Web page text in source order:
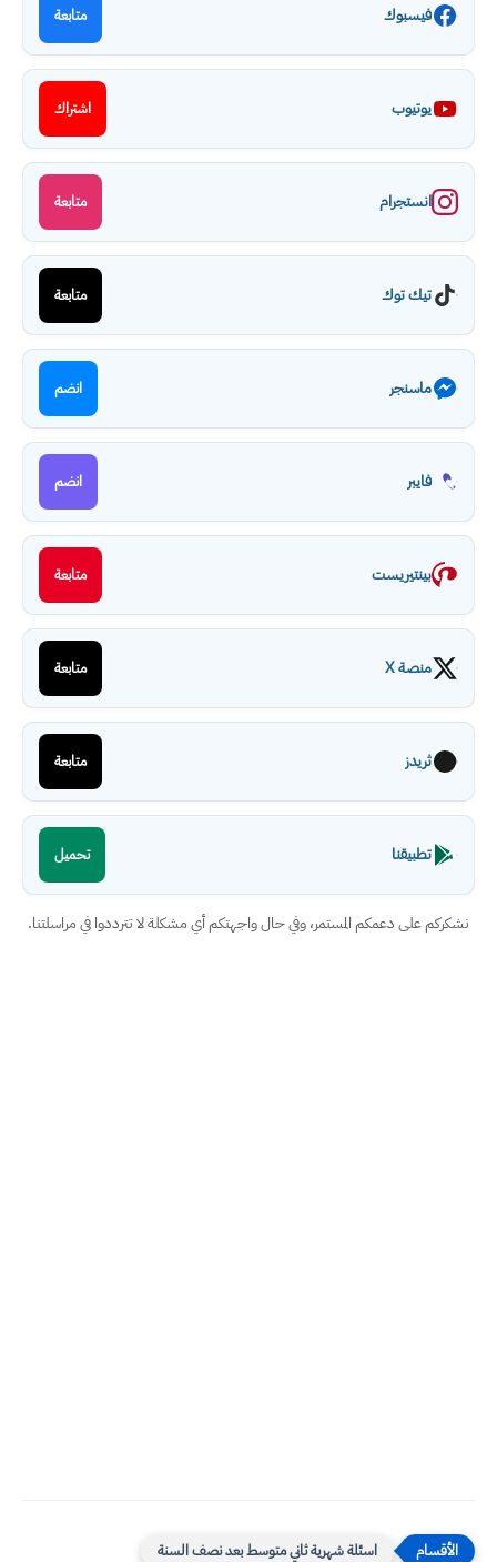
فيسبوك متابعة
يوتيوب اشتراك
انستجرام متابعة
تيك توك متابعة
ماسنجر انضم
فايبر انضم
بينتيريست متابعة
منصة X متابعة
ثريدز متابعة
تطبيقنا تحميل
نشكركم على دعمكم المستمر، وفي حال واجهتكم أي مشكلة لا تترددوا في مراسلتنا.
اسئلة شهرية ثاني متوسط بعد نصف السنة